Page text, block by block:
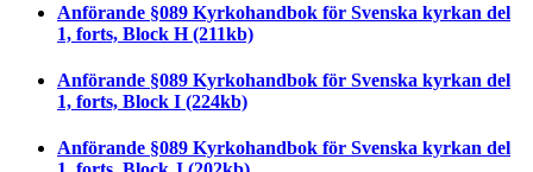
Anförande §089 Kyrkohandbok för Svenska kyrkan del
1, forts, Block H(211kb)
Anförande §089 Kyrkohandbok för Svenska kyrkan del
1, forts, Block I (224kb)
Anförande §089 Kyrkohandbok för Svenska kyrkan del